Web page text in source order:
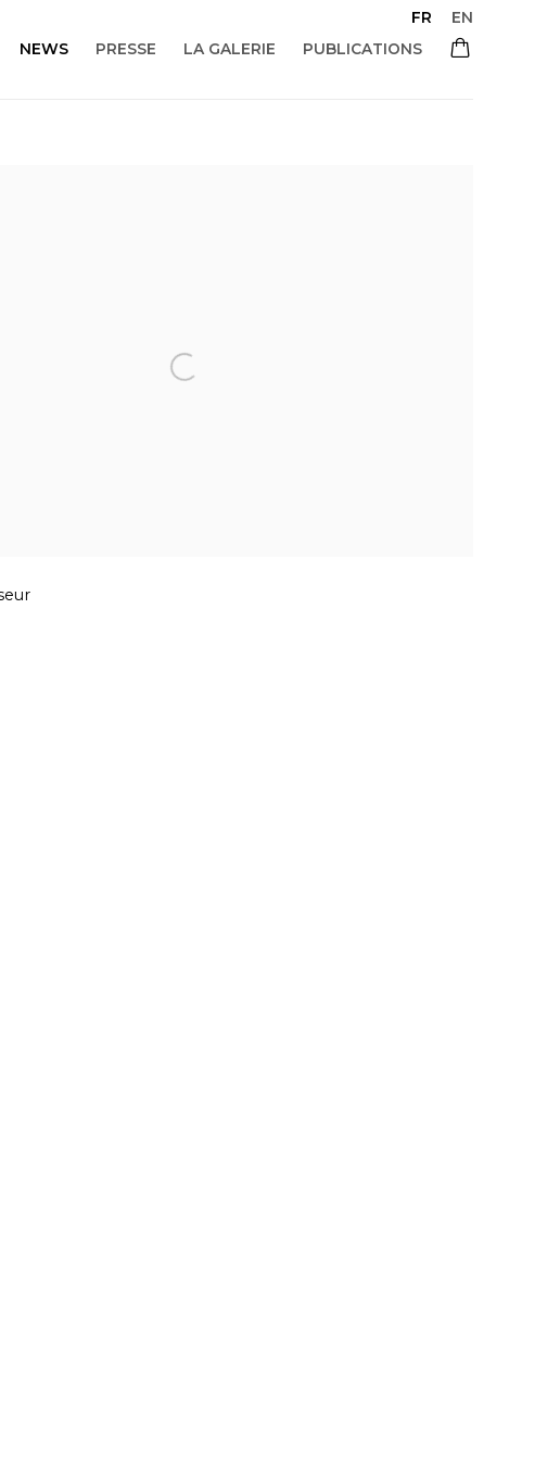
NEWS PRESSE LA GALERIE PUBLICATIONS
FR EN